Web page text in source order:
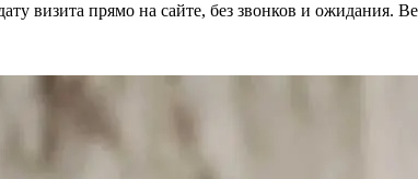
визита прямо на сайте, без звонков и ожидания.